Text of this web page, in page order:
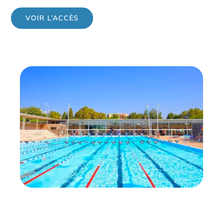
VOIR L’ACCÈS